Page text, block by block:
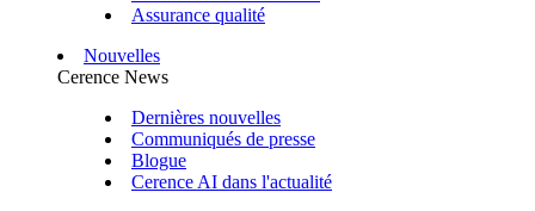
Assurance qualité
Nouvelles
Cerence News
Dernières nouvelles
Communiqués de presse
Blogue
Cerence AI dans l'actualité